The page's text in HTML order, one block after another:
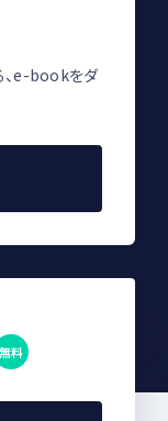
、e-bookをダ
無料